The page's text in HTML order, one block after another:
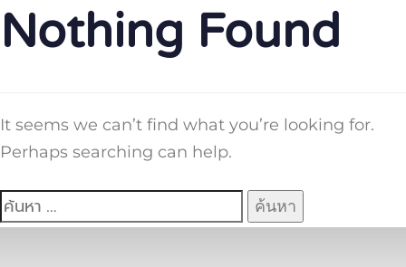
Nothing Found
It seems we can’t find what you’re looking for.
Perhaps searching can help.